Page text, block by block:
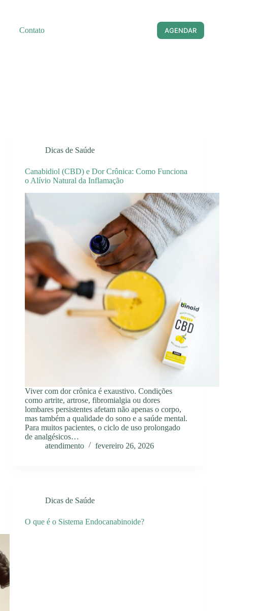
Contato AGENDAR
Dicas de Saúde
Canabidiol (CBD) e Dor Crônica: Como Funciona
o Alívio Natural da Inflamação
Viver com dor crônica é exaustivo. Condições
como artrite, artrose, fibromialgia ou dores
lombares persistentes afetam não apenas o corpo,
mas também a qualidade do sono e a saúde mental.
Para muitos pacientes, o ciclo de uso prolongado
de analgésicos…
atendimento
fevereiro 26, 2026
Dicas de Saúde
O que é o Sistema Endocanabinoide?